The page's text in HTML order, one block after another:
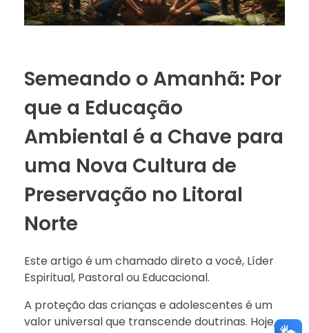
Semeando o Amanhã: Por
que a Educação
Ambiental é a Chave para
uma Nova Cultura de
Preservação no Litoral
Norte
Este artigo é um chamado direto a você, Líder
Espiritual, Pastoral ou Educacional.
A proteção das crianças e adolescentes é um
valor universal que transcende doutrinas. Hoje,